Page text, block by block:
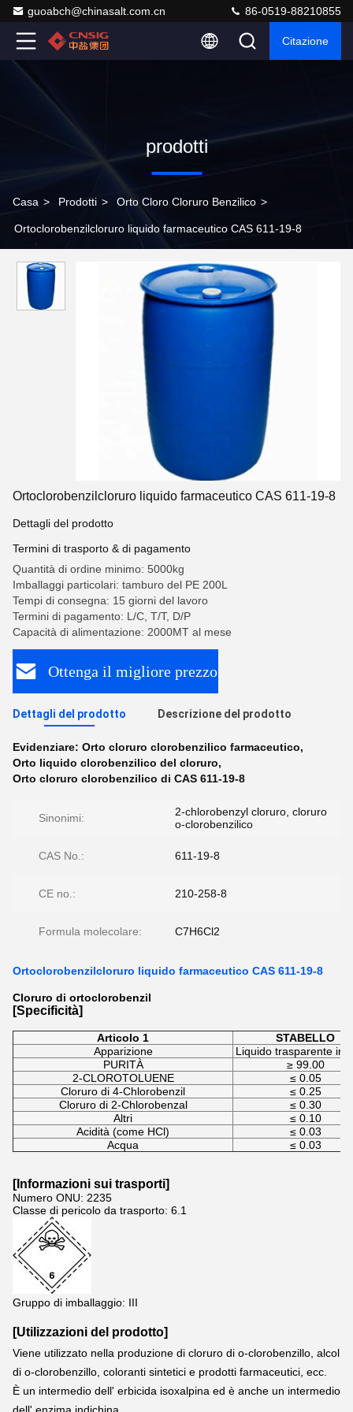
guoabch@chinasalt.com.cn 86-0519-88210855
Citazione
prodotti
Casa > Prodotti > Orto Cloro Cloruro Benzilico >
Ortoclorobenzilcloruro liquido farmaceutico CAS 611-19-8
Ortoclorobenzilcloruro liquido farmaceutico CAS 611-19-8
Dettagli del prodotto
Termini di trasporto & di pagamento
Quantità di ordine minimo: 5000kg
Imballaggi particolari: tamburo del PE 200L
Tempi di consegna: 15 giorni del lavoro
Termini di pagamento: L/C, T/T, D/P
Capacità di alimentazione: 2000MT al mese
Ottenga il migliore prezzo
Dettagli del prodotto Descrizione del prodotto
Evidenziare: Orto cloruro clorobenzilico farmaceutico,
Orto liquido clorobenzilico del cloruro,
Orto cloruro clorobenzilico di CAS 611-19-8
Sinonimi:
2-chlorobenzyl cloruro, cloruro
o-clorobenzilico
CAS No.: 611-19-8
CE no.: 210-258-8
Formula molecolare: C7H6Cl2
Ortoclorobenzilcloruro liquido farmaceutico CAS 611-19-8
Cloruro di ortoclorobenzil
[Specificità]
Articolo 1
STABELLO
Apparizione
Liquido trasparente
PURITÀ
≥ 99.00
2-CLOROTOLUENE
≤ 0.05
Cloruro di 4-Chlorobenzil
≤ 0.25
Cloruro di 2-Chlorobenzal
≤ 0.30
Altri
≤ 0.10
Acidità (come HCl)
≤ 0.03
Acqua
≤ 0.03
[Informazioni sui trasporti]
Numero ONU: 2235
Classe di pericolo da trasporto: 6.1
Gruppo di imballaggio: III
[Utilizzazioni del prodotto]
Viene utilizzato nella produzione di cloruro di o-clorobenzillo, alcol
di o-clorobenzillo, coloranti sintetici e prodotti farmaceutici, ecc.
È un intermedio dell' erbicida isoxalpina ed è anche un intermedio